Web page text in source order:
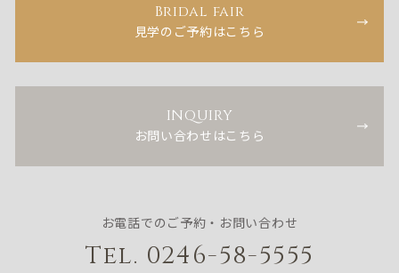
Bridal fair
見学のご予約はこちら
INQUIRY
お問い合わせはこちら
お電話でのご予約・お問い合わせ
Tel. 0246-58-5555